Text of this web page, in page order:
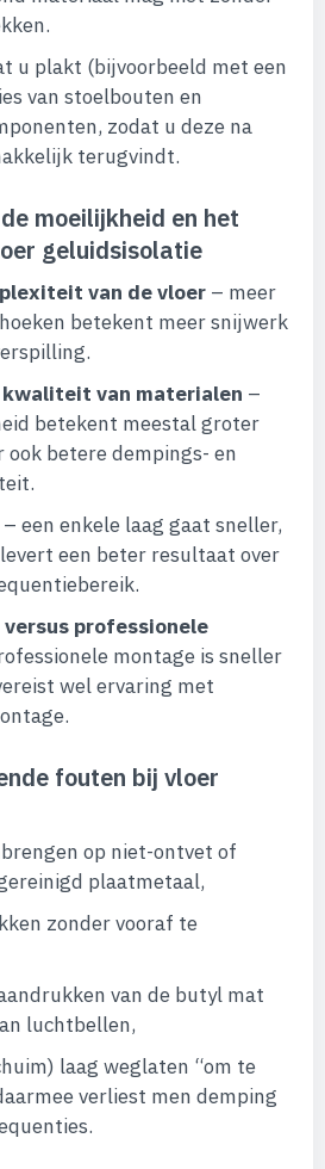
u plakt (bijvoorbeeld met een
van stoelbouten en
zodat u deze na
terugvindt.
moeilijkheid en het
geluidsisolatie
van de vloer – meer
betekent meer snijwerk
kwaliteit van materialen –
betekent meestal groter
ook betere dempings- en
– een enkele laag gaat sneller,
een beter resultaat over
professionele
montage is sneller
wel ervaring met
fouten bij vloer
op niet-ontvet of
plaatmetaal,
zonder vooraf te
van de butyl mat
luchtbellen,
laag weglaten “om te
verliest men demping